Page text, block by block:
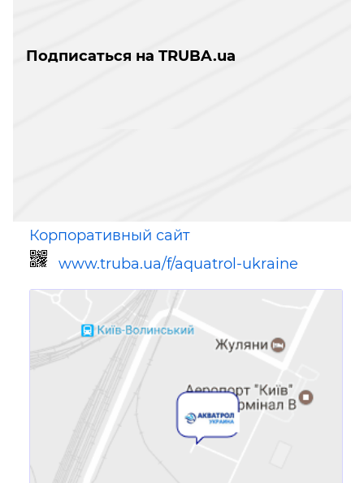
Подписаться на TRUBA.ua
Корпоративный сайт
www.truba.ua/f/aquatrol-ukraine
Ссылка для мобильных устройств